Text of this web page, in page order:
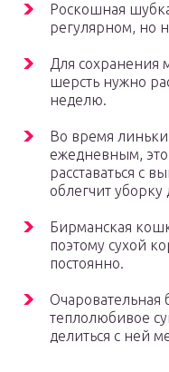
Роскошная
регулярном, но
Для сохранения
шерсть нужно
неделю.
Во время
ежедневным,
расставаться с
облегчит уборку
Бирманская
поэтому сухой
постоянно.
Очаровательная
теплолюбивое
делиться с ней